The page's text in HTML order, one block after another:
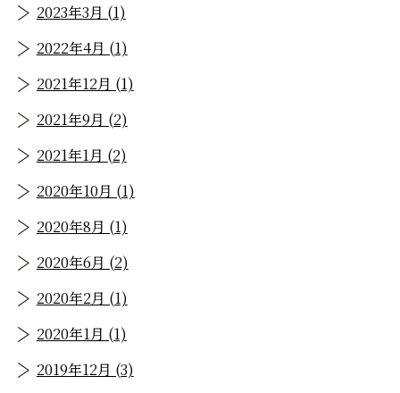
2023年3月 (1)
2022年4月 (1)
2021年12月 (1)
2021年9月 (2)
2021年1月 (2)
2020年10月 (1)
2020年8月 (1)
2020年6月 (2)
2020年2月 (1)
2020年1月 (1)
2019年12月 (3)